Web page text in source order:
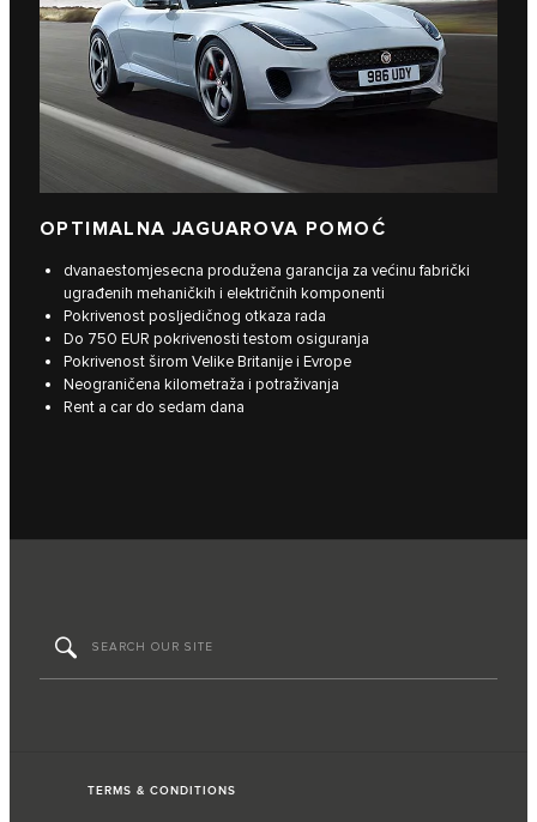
OPTIMALNA JAGUAROVA POMOĆ
dvanaestomjesecna produžena garancija za većinu fabrički
ugrađenih mehaničkih i električnih komponenti
Pokrivenost posljedičnog otkaza rada
Do 750 EUR pokrivenosti testom osiguranja
Pokrivenost širom Velike Britanije i Evrope
Neograničena kilometraža i potraživanja
Rent a car do sedam dana
TERMS & CONDITIONS